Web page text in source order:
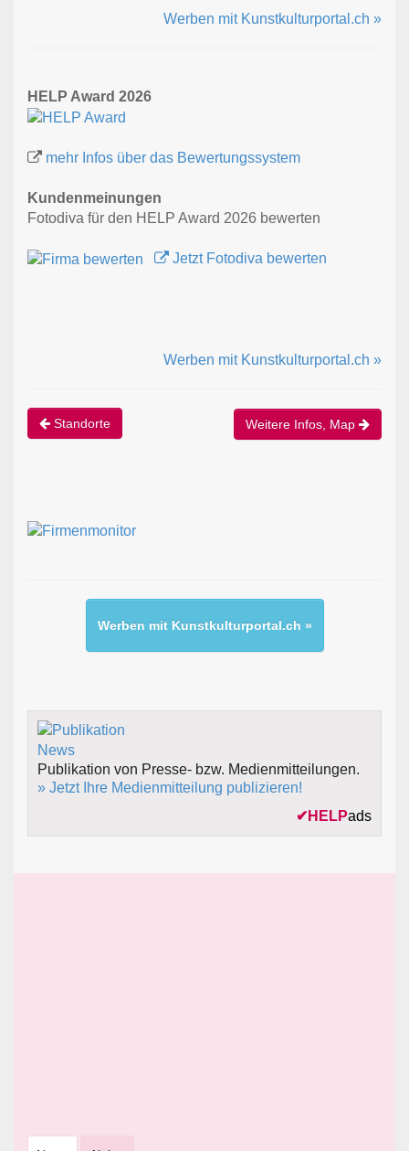
Werben mit Kunstkulturportal.ch »
HELP Award 2026
mehr Infos über das Bewertungssystem
Kundenmeinungen
Fotodiva für den HELP Award 2026 bewerten
Jetzt Fotodiva bewerten
Werben mit Kunstkulturportal.ch »
Standorte Weitere Infos, Map
Werben mit Kunstkulturportal.ch »
Publikation von Presse- bzw. Medienmitteilungen.
» Jetzt Ihre Medienmitteilung publizieren!
✔ HELPads